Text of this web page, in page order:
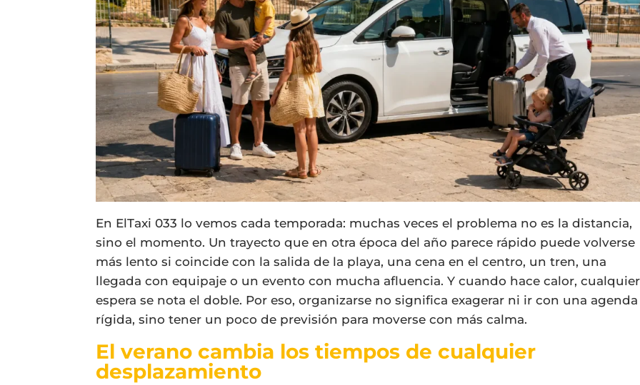
En ElTaxi 033 lo vemos cada temporada: muchas veces el problema no es la distancia,
sino el momento. Un trayecto que en otra época del año parece rápido puede volverse
más lento si coincide con la salida de la playa, una cena en el centro, un tren, una
llegada con equipaje o un evento con mucha afluencia. Y cuando hace calor, cualquier
espera se nota el doble. Por eso, organizarse no significa exagerar ni ir con una agenda
rígida, sino tener un poco de previsión para moverse con más calma.
El verano cambia los tiempos de cualquier
desplazamiento